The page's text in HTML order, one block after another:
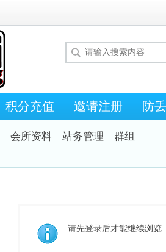
积分充值 邀请注册 防
会所资料 站务管理 群组
请先登录后才能继续浏览